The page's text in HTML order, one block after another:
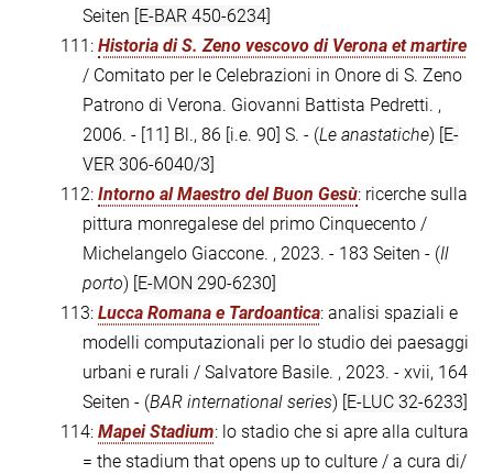
Seiten [E-BAR 450-6234]
111: Historia di S. Zeno vescovo di Verona et martire
/ Comitato per le Celebrazioni in Onore di S. Zeno
Patrono di Verona. Giovanni Battista Pedretti. ,
2006. - [11] Bl., 86 [i.e. 90] S. - (Le anastatiche) [E-
VER 306-6040/3]
112: Intorno al Maestro del Buon Gesù: ricerche sulla
pittura monregalese del primo Cinquecento /
Michelangelo Giaccone. , 2023. - 183 Seiten - (Il
porto) [E-MON 290-6230]
113: Lucca Romana e Tardoantica: analisi spaziali e
modelli computazionali per lo studio dei paesaggi
urbani e rurali / Salvatore Basile. , 2023. - xvii, 164
Seiten - (BAR international series) [E-LUC 32-6233]
114: Mapei Stadium: lo stadio che si apre alla cultura
= the stadium that opens up to culture / a cura di/